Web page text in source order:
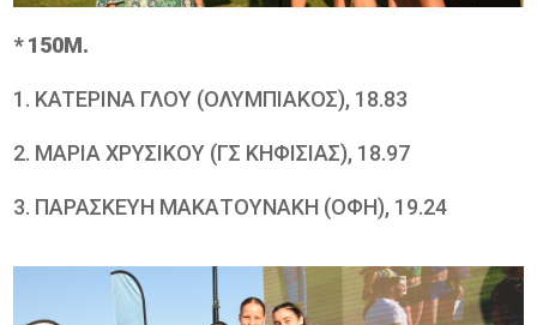
* 150Μ.
1. KATEΡΙΝΑ ΓΛΟΥ (ΟΛΥΜΠΙΑΚΟΣ), 18.83
2. ΜΑΡΙΑ ΧΡΥΣΙΚΟΥ (ΓΣ ΚΗΦΙΣΙΑΣ), 18.97
3. ΠΑΡΑΣΚΕΥΗ ΜΑΚΑΤΟΥΝΑΚΗ (ΟΦΗ), 19.24